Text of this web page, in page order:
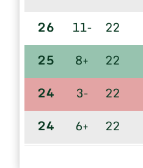
22
-11
26
22
+8
25
22
-3
24
22
+6
24